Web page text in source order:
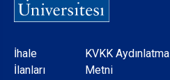
Dipnot
İhale
İlanları
KVKK Aydınlatma
Metni